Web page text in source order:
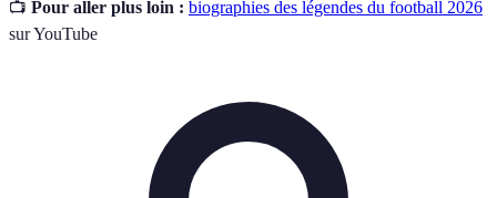
📺 Pour aller plus loin : biographies des légendes du football 2026
sur YouTube